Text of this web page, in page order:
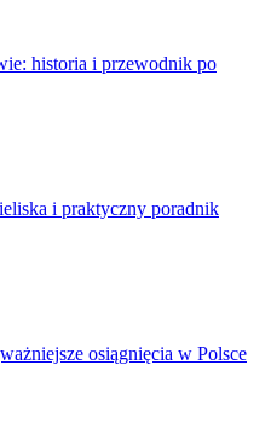
historia i przewodnik po
i praktyczny poradnik
osiągnięcia w Polsce